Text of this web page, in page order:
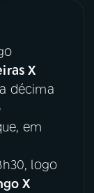
X
décima
em
logo
X